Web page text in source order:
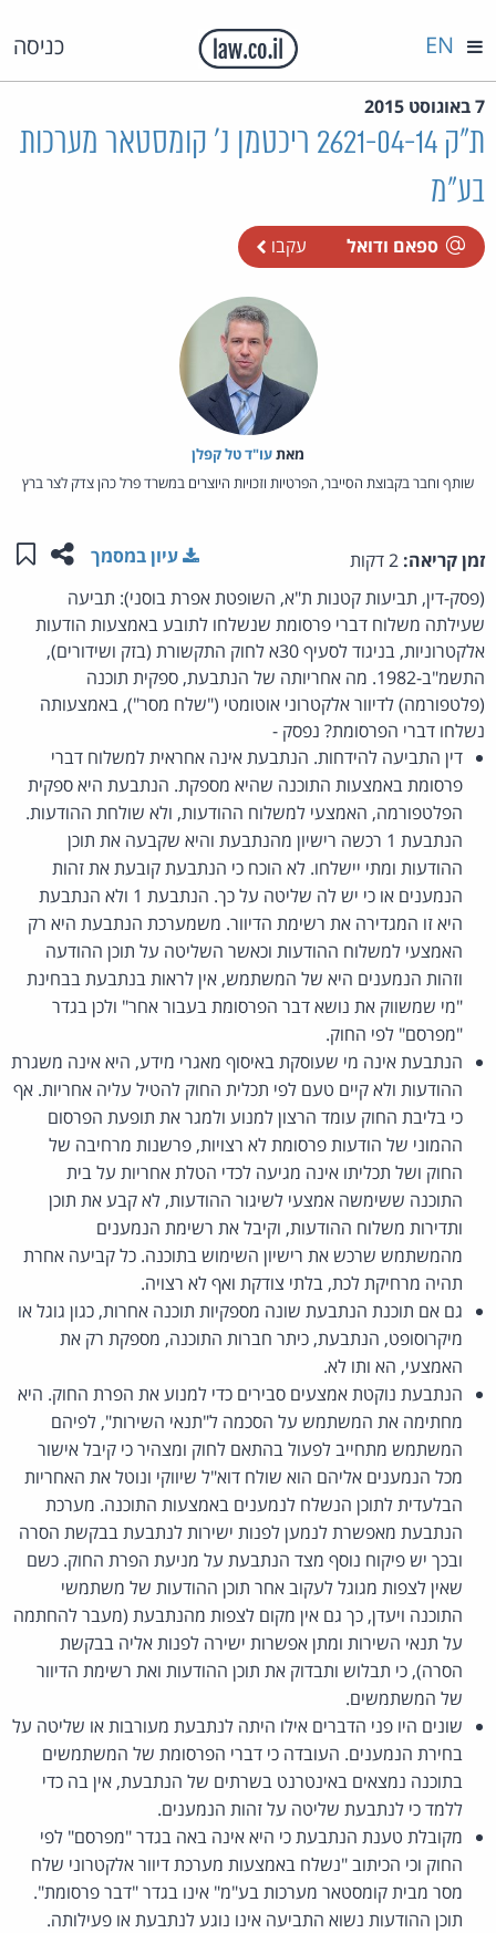
כניסה EN
7 באוגוסט 2015
ת"ק 2621-04-14 ריכטמן נ' קומסטאר מערכות
בע"מ
ספאם ודואל עקבו
מאת‏עו"ד טל קפלן
שותף וחבר בקבוצת הסייבר, הפרטיות וזכויות היוצרים במשרד פרל כהן צדק לצר ברץ
זמן קריאה: שתפו
עיון במסמך
(פסק-דין, תביעות קטנות ת"א, השופטת אפרת בוסני): תביעה
שעילתה משלוח דברי פרסומת שנשלחו לתובע באמצעות הודעות
אלקטרוניות, בניגוד לסעיף 30א לחוק התקשורת (בזק ושידורים),
התשמ"ב-1982. מה אחריותה של הנתבעת, ספקית תוכנה
(פלטפורמה) לדיוור אלקטרוני אוטומטי ("שלח מסר"), באמצעותה
נשלחו דברי הפרסומת? נפסק -
דין התביעה להידחות. הנתבעת אינה אחראית למשלוח דברי
פרסומת באמצעות התוכנה שהיא מספקת. הנתבעת היא ספקית
הפלטפורמה, האמצעי למשלוח ההודעות, ולא שולחת ההודעות.
הנתבעת 1 רכשה רישיון מהנתבעת והיא שקבעה את תוכן
ההודעות ומתי יישלחו. לא הוכח כי הנתבעת קובעת את זהות
הנמענים או כי יש לה שליטה על כך. הנתבעת 1 ולא הנתבעת
היא זו המגדירה את רשימת הדיוור. משמערכת הנתבעת היא רק
האמצעי למשלוח ההודעות וכאשר השליטה על תוכן ההודעה
וזהות הנמענים היא של המשתמש, אין לראות בנתבעת בבחינת
"מי שמשווק את נושא דבר הפרסומת בעבור אחר" ולכן בגדר
"מפרסם" לפי החוק.
הנתבעת אינה מי שעוסקת באיסוף מאגרי מידע, היא אינה משגרת
ההודעות ולא קיים טעם לפי תכלית החוק להטיל עליה אחריות. אף
כי בליבת החוק עומד הרצון למנוע ולמגר את תופעת הפרסום
ההמוני של הודעות פרסומת לא רצויות, פרשנות מרחיבה של
החוק ושל תכליתו אינה מגיעה לכדי הטלת אחריות על בית
התוכנה ששימשה אמצעי לשיגור ההודעות, לא קבע את תוכן
ותדירות משלוח ההודעות, וקיבל את רשימת הנמענים
מהמשתמש שרכש את רישיון השימוש בתוכנה. כל קביעה אחרת
תהיה מרחיקת לכת, בלתי צודקת ואף לא רצויה.
גם אם תוכנת הנתבעת שונה מספקיות תוכנה אחרות, כגון גוגל או
מיקרוסופט, הנתבעת, כיתר חברות התוכנה, מספקת רק את
האמצעי, הא ותו לא.
הנתבעת נוקטת אמצעים סבירים כדי למנוע את הפרת החוק. היא
מחתימה את המשתמש על הסכמה ל"תנאי השירות", לפיהם
המשתמש מתחייב לפעול בהתאם לחוק ומצהיר כי קיבל אישור
מכל הנמענים אליהם הוא שולח דוא"ל שיווקי ונוטל את האחריות
הבלעדית לתוכן הנשלח לנמענים באמצעות התוכנה. מערכת
הנתבעת מאפשרת לנמען לפנות ישירות לנתבעת בבקשת הסרה
ובכך יש פיקוח נוסף מצד הנתבעת על מניעת הפרת החוק. כשם
שאין לצפות מגוגל לעקוב אחר תוכן ההודעות של משתמשי
התוכנה ויעדן, כך גם אין מקום לצפות מהנתבעת (מעבר להחתמה
על תנאי השירות ומתן אפשרות ישירה לפנות אליה בבקשת
הסרה), כי תבלוש ותבדוק את תוכן ההודעות ואת רשימת הדיוור
של המשתמשים.
שונים היו פני הדברים אילו היתה לנתבעת מעורבות או שליטה על
בחירת הנמענים. העובדה כי דברי הפרסומת של המשתמשים
בתוכנה נמצאים באינטרנט בשרתים של הנתבעת, אין בה כדי
ללמד כי לנתבעת שליטה על זהות הנמענים.
מקובלת טענת הנתבעת כי היא אינה באה בגדר "מפרסם" לפי
החוק וכי הכיתוב "נשלח באמצעות מערכת דיוור אלקטרוני שלח
מסר מבית קומסטאר מערכות בע"מ" אינו בגדר "דבר פרסומת".
תוכן ההודעות נשוא התביעה אינו נוגע לנתבעת או פעילותה.